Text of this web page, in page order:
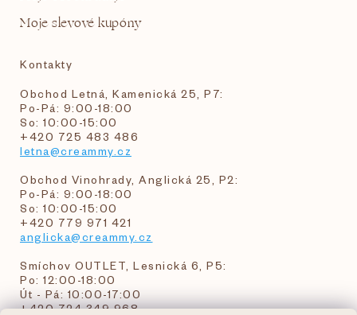
Moje slevové kupóny
Kontakty
Obchod Letná, Kamenická 25, P7:
Po-Pá: 9:00-18:00
So: 10:00-15:00
+420 725 483 486
letna@creammy.cz
Obchod Vinohrady, Anglická 25, P2:
Po-Pá: 9:00-18:00
So: 10:00-15:00
+420 779 971 421
anglicka@creammy.cz
Smíchov OUTLET, Lesnická 6, P5:
Po: 12:00-18:00
Út - Pá: 10:00-17:00
+420 724 349 968